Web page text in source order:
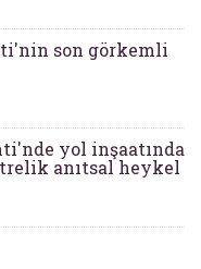
son görkemli
yol inşaatında
anıtsal heykel